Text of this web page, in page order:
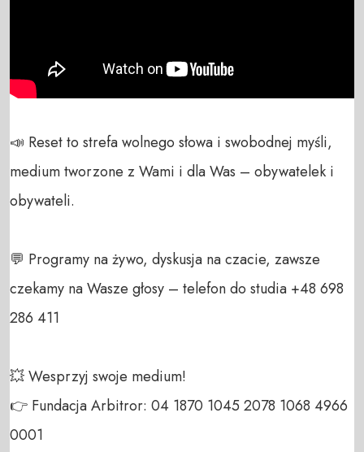
📣 Reset to strefa wolnego słowa i swobodnej myśli,
medium tworzone z Wami i dla Was – obywatelek i
obywateli.
💬 Programy na żywo, dyskusja na czacie, zawsze
czekamy na Wasze głosy – telefon do studia +48 698
286 411
💥 Wesprzyj swoje medium!
👉 Fundacja Arbitror: 04 1870 1045 2078 1068 4966
0001